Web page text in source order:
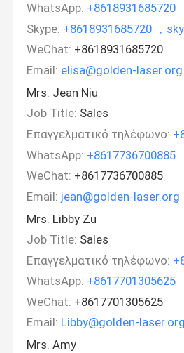
WhatsApp: +8618931685720
Skype: +8618931685720 ，
WeChat: +8618931685720
Email: elisa@golden-laser.org
Mrs. Jean Niu
Job Title: Sales
Επαγγελματικό τηλέφωνο:
WhatsApp: +8617736700885
WeChat: +8617736700885
Email: jean@golden-laser.org
Mrs. Libby Zu
Job Title: Sales
Επαγγελματικό τηλέφωνο:
WhatsApp: +8617701305625
WeChat: +8617701305625
Email: Libby@golden-laser.org
Mrs. Amy